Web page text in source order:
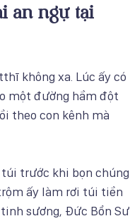
an ngự tại
không xa. Lúc ấy có
một đường hầm đột
theo con kênh mà
trước khi bọn chúng
ấy làm rơi túi tiền
sương, Đức Bổn Sư